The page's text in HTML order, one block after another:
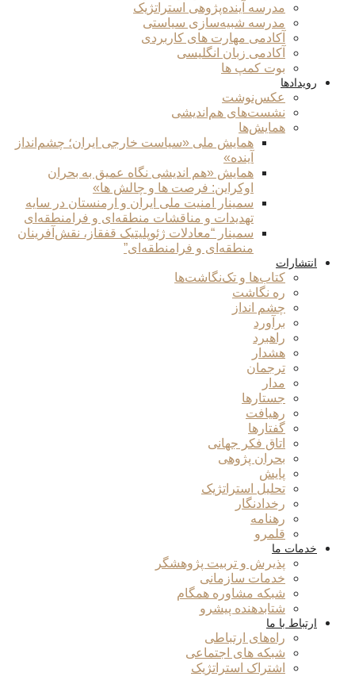
مدرسه آینده‌پژوهی استراتژیک
مدرسه شبیه‌سازی سیاستی
آکادمی مهارت های کاربردی
آکادمی زبان انگلیسی
بوت کمپ ها
رویدادها
عکس‌نوشت
نشست‌های هم‌اندیشی
همایش‌ها
همایش ملی «سیاست خارجی ایران؛ چشم‌انداز
آینده»
همایش «هم اندیشی نگاه عمیق به بحران
اوکراین: فرصت ها و چالش ها»
سمینار امنیت ملی ایران و ارمنستان در سایه
تهدیدات و مناقشات منطقه‌ای و فرامنطقه‌ای
سمینار “معادلات ژئوپلیتیک قفقاز، نقش‌آفرینان
منطقه‌ای و فرامنطقه‌ای”
انتشارات
کتاب‌ها و تک‌نگاشت‌ها
ره نگاشت
چشم انداز
برآورد
راهبرد
هشدار
ترجمان
مدار
جستارها
رهیافت
گفتارها
اتاق فکر جهانی
بحران پژوهی
پایش
تحلیل استراتژیک
رخدادنگار
رهنامه
قلمرو
خدمات ما
پذیرش و تربیت پژوهشگر
خدمات سازمانی
شبکه مشاوره همگام
شتابدهنده پیشرو
ارتباط با ما
راه‌های ارتباطی
شبکه های اجتماعی
اشتراک استراتژیک